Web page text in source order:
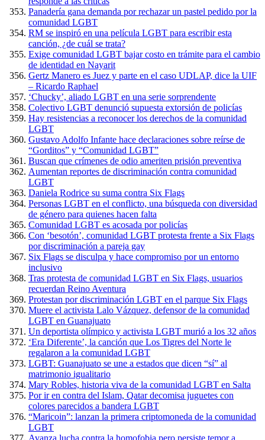
Panadería gana demanda por rechazar un pastel pedido por la
comunidad LGBT
RM se inspiró en una película LGBT para escribir esta
canción, ¿de cuál se trata?
Exige comunidad LGBT bajar costo en trámite para el cambio
de identidad en Nayarit
Gertz Manero es Juez y parte en el caso UDLAP, dice la UIF
– Ricardo Raphael
‘Chucky’, aliado LGBT en una serie sorprendente
Colectivo LGBT denunció supuesta extorsión de policías
Hay resistencias a reconocer los derechos de la comunidad
LGBT
Gustavo Adolfo Infante hace declaraciones sobre reírse de
“Gorditos” y “Comunidad LGBT”
Buscan que crímenes de odio ameriten prisión preventiva
Aumentan reportes de discriminación contra comunidad
LGBT
Daniela Rodrice su suma contra Six Flags
Personas LGBT en el conflicto, una búsqueda con diversidad
de género para quienes hacen falta
Comunidad LGBT es acosada por policías
Con ‘besotón’, comunidad LGBT protesta frente a Six Flags
por discriminación a pareja gay
Six Flags se disculpa y hace compromiso por un entorno
inclusivo
Tras protesta de comunidad LGBT en Six Flags, usuarios
recuerdan Reino Aventura
Protestan por discriminación LGBT en el parque Six Flags
Muere el activista Lalo Vázquez, defensor de la comunidad
LGBT en Guanajuato
Un deportista olímpico y activista LGBT murió a los 32 años
‘Era Diferente’, la canción que Los Tigres del Norte le
regalaron a la comunidad LGBT
LGBT: Guanajuato se une a estados que dicen “sí” al
matrimonio igualitario
Mary Robles, historia viva de la comunidad LGBT en Salta
Por ir en contra del Islam, Qatar decomisa juguetes con
colores parecidos a bandera LGBT
“Maricoin”: lanzan la primera criptomoneda de la comunidad
LGBT
Avanza lucha contra la homofobia pero persiste temor a